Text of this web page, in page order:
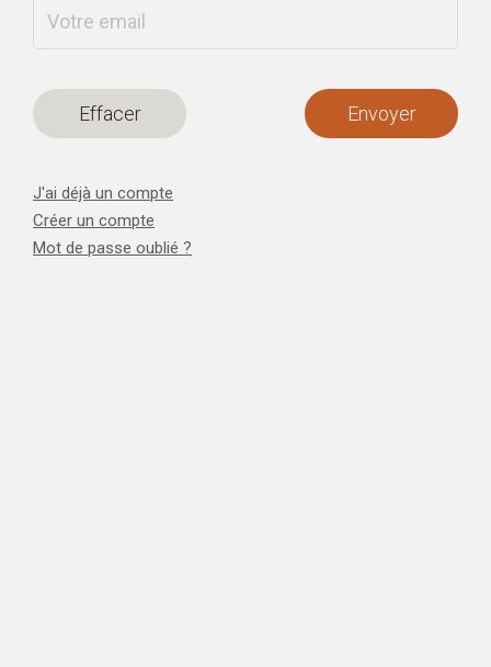
Effacer
J'ai déjà un compte
Créer un compte
Mot de passe oublié ?